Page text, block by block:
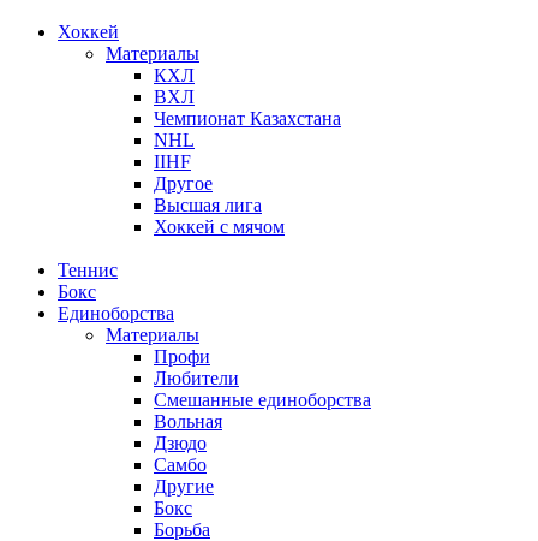
Хоккей
Материалы
КХЛ
ВХЛ
Чемпионат Казахстана
NHL
IIHF
Другое
Высшая лига
Хоккей с мячом
Теннис
Бокс
Единоборства
Материалы
Профи
Любители
Смешанные единоборства
Вольная
Дзюдо
Самбо
Другие
Бокс
Борьба